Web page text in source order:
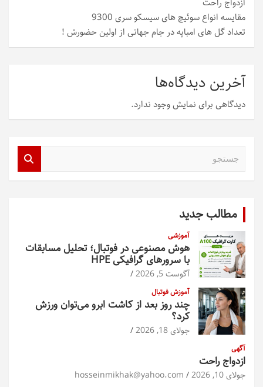
مقایسه انواع سوئیچ های سیسکو سری 9300
تعداد گل های امباپه در جام جهانی از اولین حضورش !
آخرین دیدگاه‌ها
دیدگاهی برای نمایش وجود ندارد.
مطالب جدید
آموزشی
هوش مصنوعی در فوتبال؛ تحلیل مسابقات
با سرورهای گرافیکی HPE
آگوست 5, 2026
آموزش فوتبال
چند روز بعد از کاشت ابرو می‌توان ورزش
کرد؟
جولای 18, 2026
آگهی
ازدواج راحت
جولای 10, 2026 hosseinmikhak@yahoo.com